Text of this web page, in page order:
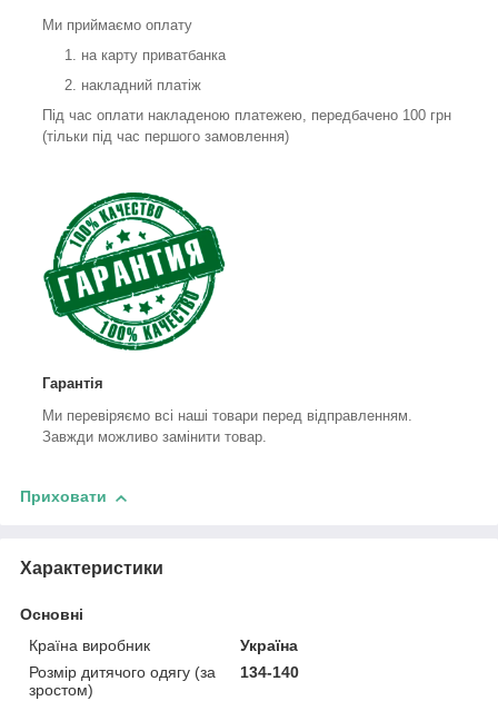
Ми приймаємо оплату
на карту приватбанка
накладний платіж
Під час оплати накладеною платежею, передбачено 100 грн
(тільки під час першого замовлення)
Гарантія
Ми перевіряємо всі наші товари перед відправленням.
Завжди можливо замінити товар.
Приховати
Характеристики
Основні
Країна виробник
Україна
Розмір дитячого одягу (за
зростом)
134-140